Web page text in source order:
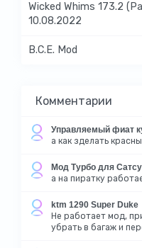
Wicked Whims 173.2
10.08.2022
B.C.E. Mod
Комментарии
Управляемый фиат
а как зделать
Мод Турбо для
а на пиратку
ktm 1290 Super Duke
Не работает мод,
убрать в багаж и